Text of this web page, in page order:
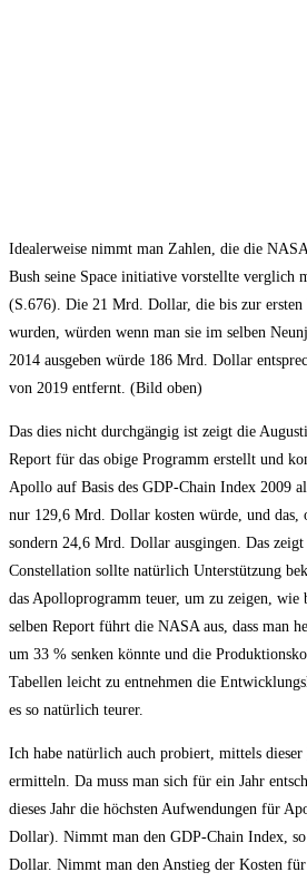
Idealerweise nimmt man Zahlen, die die
Bush seine Space initiative vorstellte verglich
(S.676). Die 21 Mrd. Dollar, die bis zur ersten
wurden, würden wenn man sie im selben
2014 ausgeben würde 186 Mrd. Dollar
von 2019 entfernt. (Bild oben)
Das dies nicht durchgängig ist zeigt die
Report für das obige Programm erstellt und
Apollo auf Basis des GDP-Chain Index 2009
nur 129,6 Mrd. Dollar kosten würde, und das,
sondern 24,6 Mrd. Dollar ausgingen. Das zeigt
Constellation sollte natürlich Unterstützung
das Apolloprogramm teuer, um zu zeigen,
selben Report führt die NASA aus, dass man
um 33 % senken könnte und die
Tabellen leicht zu entnehmen die
es so natürlich teurer.
Ich habe natürlich auch probiert, mittels dieser
ermitteln. Da muss man sich für ein Jahr
dieses Jahr die höchsten Aufwendungen für
Dollar). Nimmt man den GDP-Chain Index, so
Dollar. Nimmt man den Anstieg der Kosten